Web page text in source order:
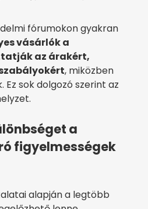
fórumokon gyakran
vásárlók a
az árakért,
, miközben
sok dolgozó szerint az
a
figyelmességek
alapján a legtöbb